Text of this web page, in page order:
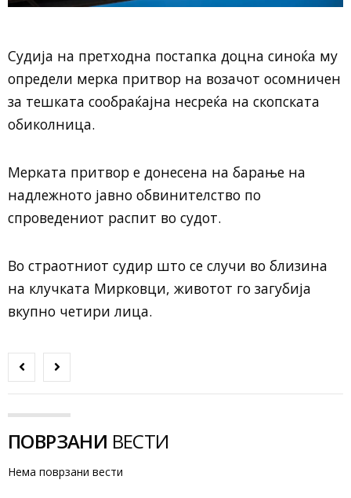
Судија на претходна постапка доцна синоќа му
определи мерка притвор на возачот осомничен
за тешката сообраќајна несреќа на скопската
обиколница.
Мерката притвор е донесена на барање на
надлежното јавно обвинителство по
спроведениот распит во судот.
Во страотниот судир што се случи во близина
на клучката Мирковци, животот го загубија
вкупно четири лица.
ПОВРЗАНИ ВЕСТИ
Нема поврзани вести